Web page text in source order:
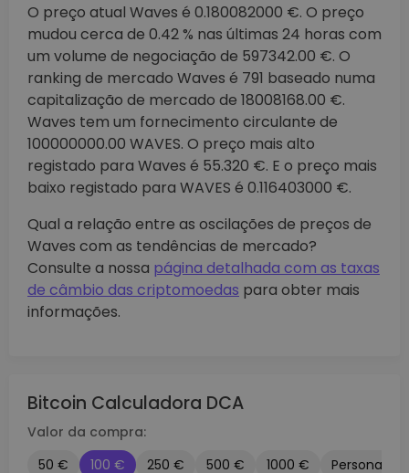
O preço atual Waves é 0.180082000 €. O preço
mudou cerca de 0.42 % nas últimas 24 horas com
um volume de negociação de 597342.00 €. O
ranking de mercado Waves é 791 baseado numa
capitalização de mercado de 18008168.00 €.
Waves tem um fornecimento circulante de
100000000.00 WAVES. O preço mais alto
registado para Waves é 55.320 €. E o preço mais
baixo registado para WAVES é 0.116403000 €.
Qual a relação entre as oscilações de preços de
Waves com as tendências de mercado?
Consulte a nossa página detalhada com as taxas
de câmbio das criptomoedas para obter mais
informações.
Bitcoin Calculadora DCA
Valor da compra:
50 €
100 € 250 € 500 € 1000 €